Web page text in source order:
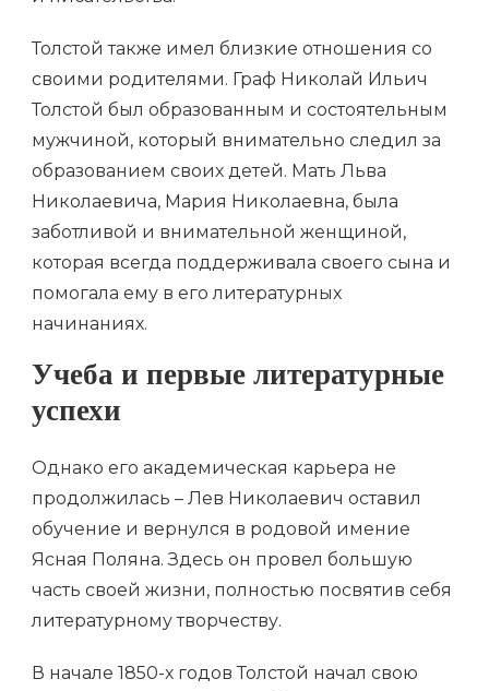
Толстой также имел близкие отношения со
своими родителями. Граф Николай Ильич
Толстой был образованным и состоятельным
мужчиной, который внимательно следил за
образованием своих детей. Мать Льва
Николаевича, Мария Николаевна, была
заботливой и внимательной женщиной,
которая всегда поддерживала своего сына и
помогала ему в его литературных
начинаниях.
Учеба и первые литературные
успехи
Однако его академическая карьера не
продолжилась – Лев Николаевич оставил
обучение и вернулся в родовой имение
Ясная Поляна. Здесь он провел большую
часть своей жизни, полностью посвятив себя
литературному творчеству.
В начале 1850-х годов Толстой начал свою